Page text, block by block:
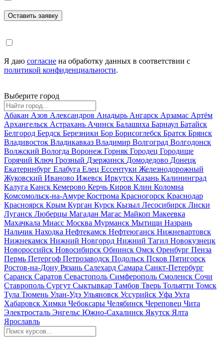
Я даю согласие на обработку данных в соответствии с
политикой конфиденциальности.
Выберите город
Абакан Азов Александров Анадырь Ангарск Арзамас Артём
Архангельск Астрахань Ачинск Балашиха Барнаул Батайск
Белгород Бердск Березники Бор Борисоглебск Братск Брянск
Владивосток Владикавказ Владимир Волгоград Волгодонск
Волжский Вологда Воронеж Горняк Городец Городище
Горячий Ключ Грозный Дзержинск Домодедово Донецк
Екатеринбург Елабуга Елец Ессентуки Железнодорожный
Жуковский Иваново Ижевск Иркутск Казань Калининград
Калуга Канск Кемерово Керчь Киров Клин Коломна
Комсомольск-на-Амуре Кострома Красногорск Краснодар
Красноярск Крым Курган Курск Кызыл Лесосибирск Лиски
Луганск Люберцы Магадан Магас Майкоп Макеевка
Махачкала Миасс Москва Мурманск Мытищи Назрань
Нальчик Находка Нефтекамск Нефтеюганск Нижневартовск
Нижнекамск Нижний Новгород Нижний Тагил Новокузнецк
Новороссийск Новосибирск Обнинск Омск Оренбург Пенза
Пермь Петергоф Петрозаводск Подольск Псков Пятигорск
Ростов-на-Дону Рязань Салехард Самара Санкт-Петербург
Саранск Саратов Севастополь Симферополь Смоленск Сочи
Ставрополь Сургут Сыктывкар Тамбов Тверь Тольятти Томск
Тула Тюмень Улан-Удэ Ульяновск Уссурийск Уфа Ухта
Хабаровск Химки Чебоксары Челябинск Череповец Чита
Электросталь Энгельс Южно-Сахалинск Якутск Ялта
Ярославль